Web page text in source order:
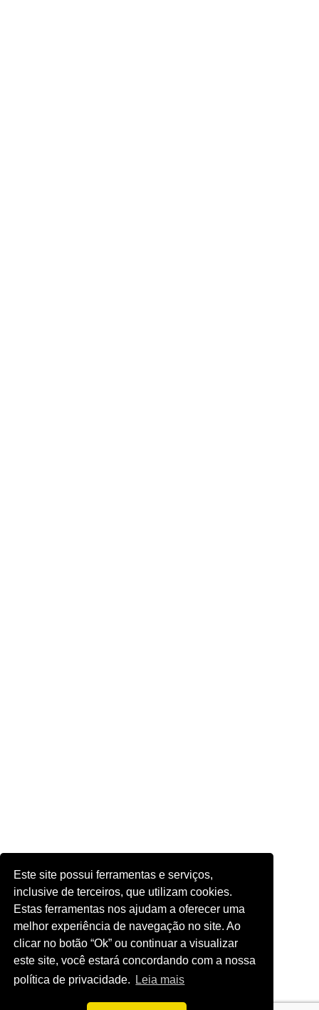
Este site possui ferramentas e serviços,
inclusive de terceiros, que utilizam cookies.
Estas ferramentas nos ajudam a oferecer uma
melhor experiência de navegação no site. Ao
clicar no botão “Ok” ou continuar a visualizar
este site, você estará concordando com a nossa
política de privacidade.
Leia mais